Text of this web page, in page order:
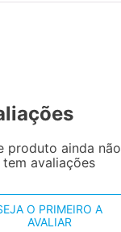
produto ainda não
tem avaliações
O PRIMEIRO A
AVALIAR